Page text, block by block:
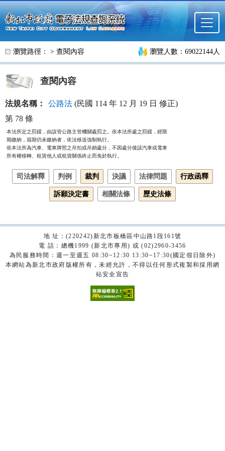
跳至主要內容
瀏覽路徑： > 查閱內容 瀏覽人數：69022144人
查閱內容
法規名稱： 公路法 (民國 114 年 12 月 19 日 修正)
第 78 條
本法所定之罰鍰，由該管公路主管機關處罰之。依本法所處之罰鍰，經限
期繳納，屆期仍未繳納者，依法移送強制執行。
依本法所為汽車、電車牌照之吊扣或吊銷處分，不因處分後該汽車或電車
所有權移轉、租賃他人或租賃關係終止而免於執行。
司法解釋 判例 裁判 決議 法律問題 行政函釋
訴願決定書 相關法條 歷史法條
地 址：(220242)新北市板橋區中山路1段161號
電 話：總機1999 (新北市專用) 或 (02)2960-3456
為民服務時間：週一至週五 08:30~12:30 13:30~17:30(國定假日除外)
本網站為新北市政府版權所有，未經允許，不得以任何形式複製和採用網
站安全宣告